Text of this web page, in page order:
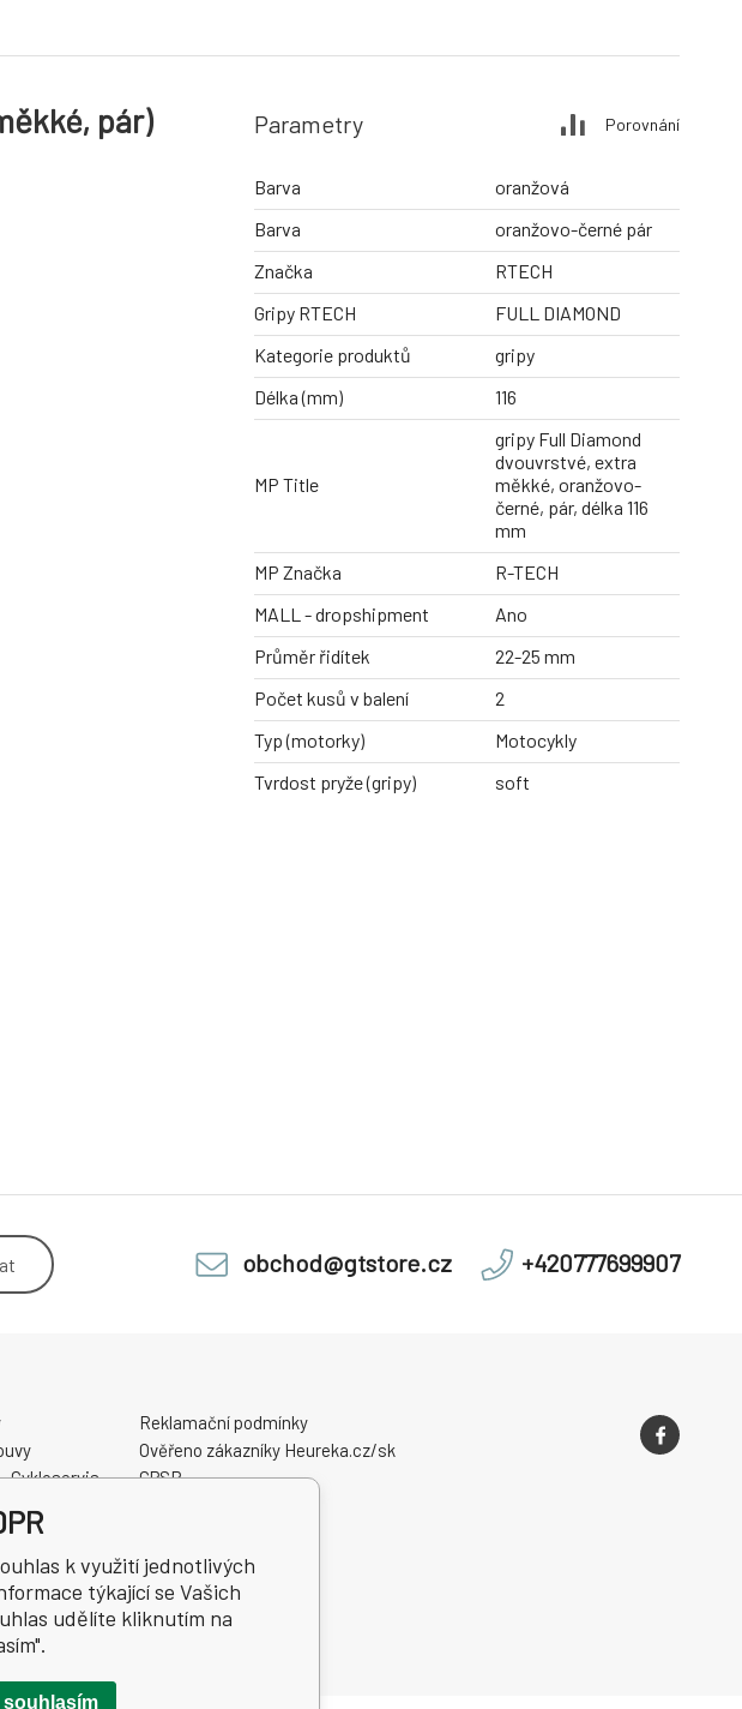
pár) Parametry Porovnání
Barva
oranžová
Barva
oranžovo-černé pár
Značka
RTECH
Gripy RTECH
FULL DIAMOND
Kategorie produktů
gripy
Délka (mm)
116
MP Title
gripy Full Diamond
dvouvrstvé, extra
měkké, oranžovo-
černé, pár, délka 116
mm
MP Značka
R-TECH
MALL - dropshipment
Ano
Průměr řidítek
22-25 mm
Počet kusů v balení
2
Typ (motorky)
Motocykly
Tvrdost pryže (gripy)
soft
obchod@gtstore.cz +420777699907
Cykloservis
Reklamační podmínky
Ověřeno zákazníky Heureka.cz/sk
GPSR
k využití jednotlivých
týkající se Vašich
udělíte kliknutím na
souhlasím